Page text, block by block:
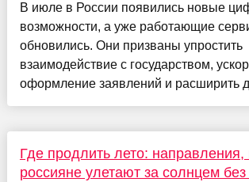
В июле в России появились новые
возможности, а уже работающие
обновились. Они призваны упростить
взаимодействие с государством,
оформление заявлений и расширить
Где продлить лето: направления,
россияне улетают за солнцем без